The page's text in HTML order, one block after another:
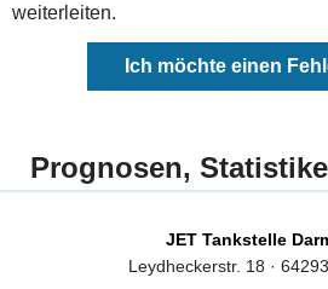
weiterleiten.
Ich möchte einen
Prognosen,
JET Tankstelle
Leydheckerstr. 18 ·